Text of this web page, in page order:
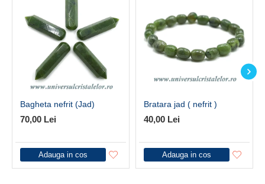
Bagheta nefrit (Jad)
70,00 Lei
Adauga in cos
Bratara jad ( nefrit )
40,00 Lei
Adauga in cos